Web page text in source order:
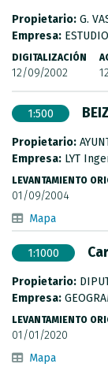
Propietario: G.
Empresa:
DIGITALIZACIÓN
12/09/2002
1:500
Propietario:
Empresa: LYT
LEVANTAMIENTO
01/09/2004
Mapa
1:1000
Propietario:
Empresa:
LEVANTAMIENTO
01/01/2020
Mapa
CATÁLOGO DE